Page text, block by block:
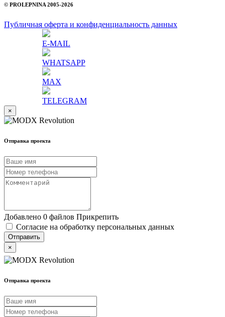
© PROLEPNINA 2005-2026
Публичная оферта и конфиденциальность данных
E-MAIL
WHATSAPP
MAX
TELEGRAM
×
Отправка проекта
Добавлено 0 файлов Прикрепить
Согласие на обработку персональных данных
×
Отправка проекта